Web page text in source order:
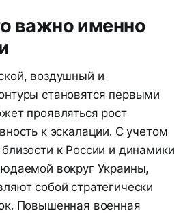
важно именно
воздушный и
становятся первыми
проявляться рост
к эскалации. С учетом
к России и динамики
вокруг Украины,
собой стратегически
Повышенная военная